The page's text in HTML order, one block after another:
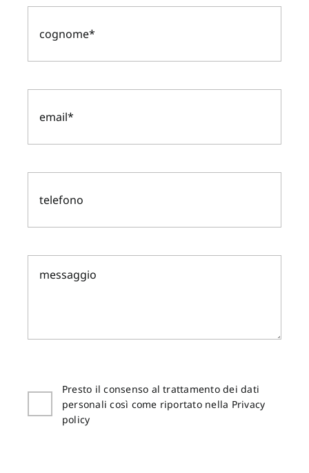
Presto il consenso al trattamento dei dati
personali così come riportato nella Privacy
policy